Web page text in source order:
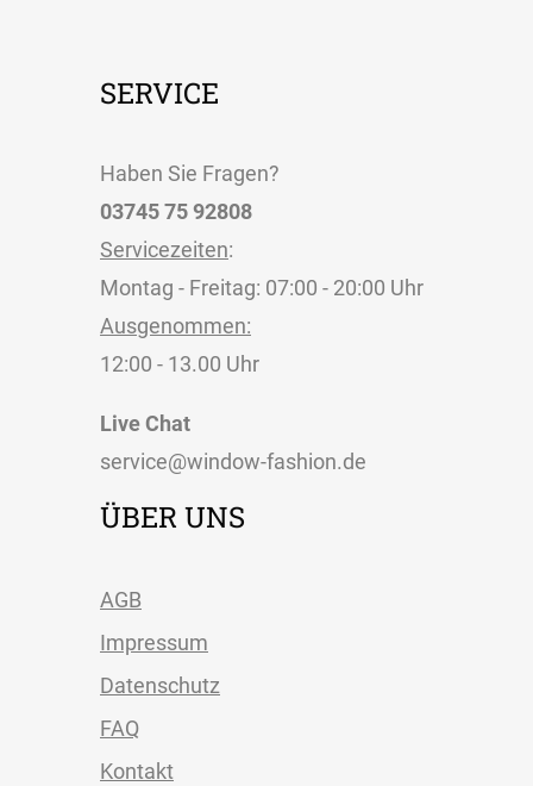
SERVICE
Haben Sie Fragen?
03745 75 92808
Servicezeiten:
Montag - Freitag: 07:00 - 20:00 Uhr
Ausgenommen:
12:00 - 13.00 Uhr
Live Chat
service@window-fashion.de
ÜBER UNS
AGB
Impressum
Datenschutz
FAQ
Kontakt